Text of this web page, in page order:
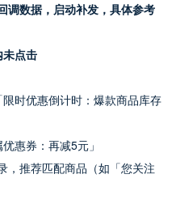
调数据，启动补发，具体参考
点击
时优惠倒计时：爆款商品库存
惠券：再减5元」
，推荐匹配商品（如「您关注